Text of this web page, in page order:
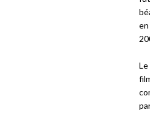
en
Le
film
par